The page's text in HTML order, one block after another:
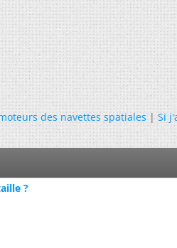
des navettes spatiales|Si
?